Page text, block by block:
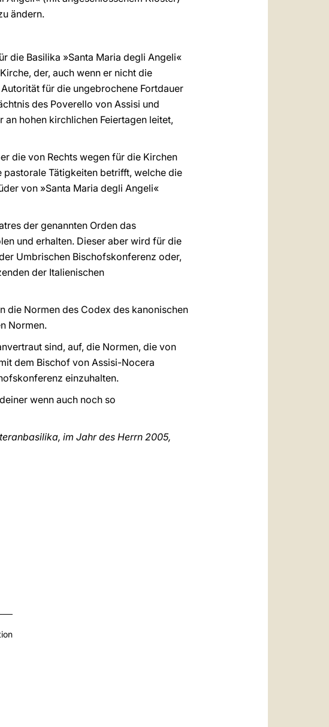
ändern.
die Basilika »Santa Maria degli Angeli«
der, auch wenn er nicht die
für die ungebrochene Fortdauer
des Poverello von Assisi und
hohen kirchlichen Feiertagen leitet,
die von Rechts wegen für die Kirchen
Tätigkeiten betrifft, welche die
von »Santa Maria degli Angeli«
der genannten Orden das
und erhalten. Dieser aber wird für die
Umbrischen Bischofskonferenz oder,
der Italienischen
die Normen des Codex des kanonischen
Normen.
sind, auf, die Normen, die von
dem Bischof von Assisi-Nocera
einzuhalten.
wenn auch noch so
im Jahr des Herrn 2005,